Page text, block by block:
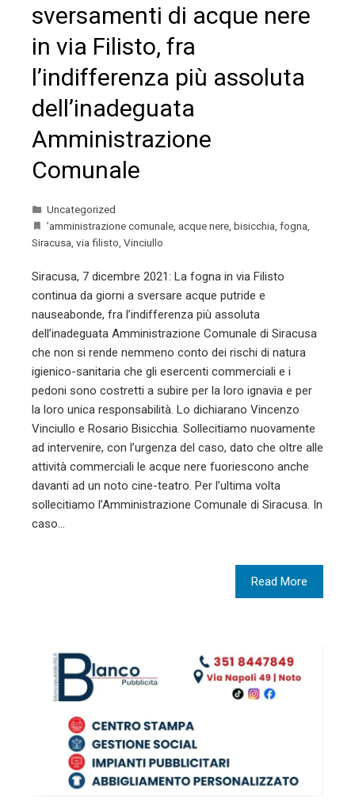
sversamenti di acque nere
in via Filisto, fra
l’indifferenza più assoluta
dell’inadeguata
Amministrazione
Comunale
Uncategorized
’amministrazione comunale acque nere bisicchia fogna
Siracusa via filisto Vinciullo
Siracusa, 7 dicembre 2021: La fogna in via Filisto
continua da giorni a sversare acque putride e
nauseabonde, fra l’indifferenza più assoluta
dell’inadeguata Amministrazione Comunale di Siracusa
che non si rende nemmeno conto dei rischi di natura
igienico-sanitaria che gli esercenti commerciali e i
pedoni sono costretti a subire per la loro ignavia e per
la loro unica responsabilità. Lo dichiarano Vincenzo
Vinciullo e Rosario Bisicchia. Sollecitiamo nuovamente
ad intervenire, con l’urgenza del caso, dato che oltre alle
attività commerciali le acque nere fuoriescono anche
davanti ad un noto cine-teatro. Per l’ultima volta
sollecitiamo l’Amministrazione Comunale di Siracusa. In
caso…
Read More